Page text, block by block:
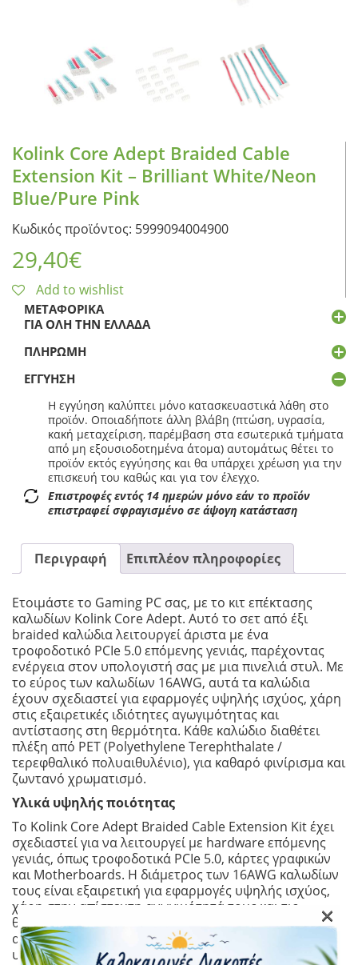
Kolink Core Adept Braided Cable
Extension Kit – Brilliant White/Neon
Blue/Pure Pink
Κωδικός προϊόντος: 5999094004900
29,40€
Add to wishlist
ΜΕΤΑΦΟΡΙΚΆ
ΓΙΑ ΌΛΗ ΤΗΝ ΕΛΛΆΔΑ
ΠΛΗΡΩΜΉ
ΕΓΓΎΗΣΗ
Η εγγύηση καλύπτει μόνο κατασκευαστικά λάθη στο
προϊόν. Οποιαδήποτε άλλη βλάβη (πτώση, υγρασία,
κακή μεταχείριση, παρέμβαση στα εσωτερικά τμήματα
από μη εξουσιοδοτημένα άτομα) αυτομάτως θέτει το
προϊόν εκτός εγγύησης και θα υπάρχει χρέωση για την
επισκευή του καθώς και για τον έλεγχο.
Επιστροφές εντός 14 ημερών μόνο εάν το προϊόν
επιστραφεί σφραγισμένο σε άψογη κατάσταση
Περιγραφή Επιπλέον πληροφορίες
Ετοιμάστε το Gaming PC σας, με το κιτ επέκτασης
καλωδίων Kolink Core Adept. Αυτό το σετ από έξι
braided καλώδια λειτουργεί άριστα με ένα
τροφοδοτικό PCIe 5.0 επόμενης γενιάς, παρέχοντας
ενέργεια στον υπολογιστή σας με μια πινελιά στυλ. Με
το εύρος των καλωδίων 16AWG, αυτά τα καλώδια
έχουν σχεδιαστεί για εφαρμογές υψηλής ισχύος, χάρη
στις εξαιρετικές ιδιότητες αγωγιμότητας και
αντίστασης στη θερμότητα. Κάθε καλώδιο διαθέτει
πλέξη από PET (Polyethylene Terephthalate /
τερεφθαλικό πολυαιθυλένιο), για καθαρό φινίρισμα και
ζωντανό χρωματισμό.
Υλικά υψηλής ποιότητας
Το Kolink Core Adept Braided Cable Extension Kit έχει
σχεδιαστεί για να λειτουργεί με hardware επόμενης
γενιάς, όπως τροφοδοτικά PCIe 5.0, κάρτες γραφικών
και Motherboards. Η διάμετρος των 16AWG καλωδίων
τους είναι εξαιρετική για εφαρμογές υψηλής ισχύος,
χάρη στην απίστευτη αγωγιμότητά τους και τις
θερμοανθεκτικές τους ιδιότητες. Επιπλέον, οι αρχές
αυτές ισχύουν για τις υπάρχουσες κάρτες γραφικών
υψηλής απόδοσης.
×